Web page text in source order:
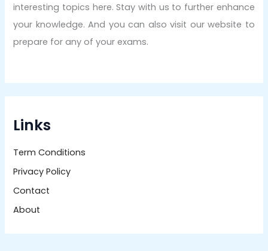
interesting topics here. Stay with us to further enhance
your knowledge. And you can also visit our website to
prepare for any of your exams.
Links
Term Conditions
Privacy Policy
Contact
About